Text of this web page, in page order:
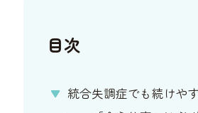
目次
統合失調症でも続けや